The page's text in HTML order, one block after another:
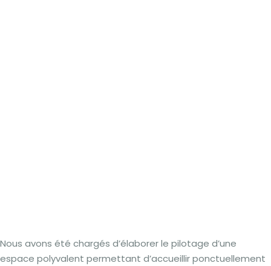
Nous avons été chargés d’élaborer le pilotage d’une
espace polyvalent permettant d’accueillir ponctuellement